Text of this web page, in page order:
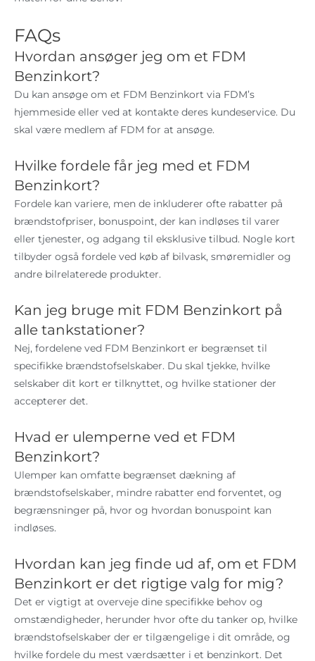
FAQs
Hvordan ansøger jeg om et FDM
Benzinkort?
Du kan ansøge om et FDM Benzinkort via FDM’s
hjemmeside eller ved at kontakte deres kundeservice. Du
skal være medlem af FDM for at ansøge.
Hvilke fordele får jeg med et FDM
Benzinkort?
Fordele kan variere, men de inkluderer ofte rabatter på
brændstofpriser, bonuspoint, der kan indløses til varer
eller tjenester, og adgang til eksklusive tilbud. Nogle kort
tilbyder også fordele ved køb af bilvask, smøremidler og
andre bilrelaterede produkter.
Kan jeg bruge mit FDM Benzinkort på
alle tankstationer?
Nej, fordelene ved FDM Benzinkort er begrænset til
specifikke brændstofselskaber. Du skal tjekke, hvilke
selskaber dit kort er tilknyttet, og hvilke stationer der
accepterer det.
Hvad er ulemperne ved et FDM
Benzinkort?
Ulemper kan omfatte begrænset dækning af
brændstofselskaber, mindre rabatter end forventet, og
begrænsninger på, hvor og hvordan bonuspoint kan
indløses.
Hvordan kan jeg finde ud af, om et FDM
Benzinkort er det rigtige valg for mig?
Det er vigtigt at overveje dine specifikke behov og
omstændigheder, herunder hvor ofte du tanker op, hvilke
brændstofselskaber der er tilgængelige i dit område, og
hvilke fordele du mest værdsætter i et benzinkort. Det